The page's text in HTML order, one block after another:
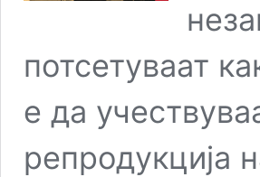
потсетуваат
е да
репродукција